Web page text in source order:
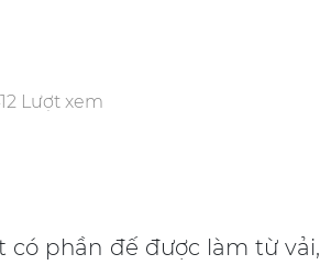
Lượt xem
phần đế được làm từ vải,